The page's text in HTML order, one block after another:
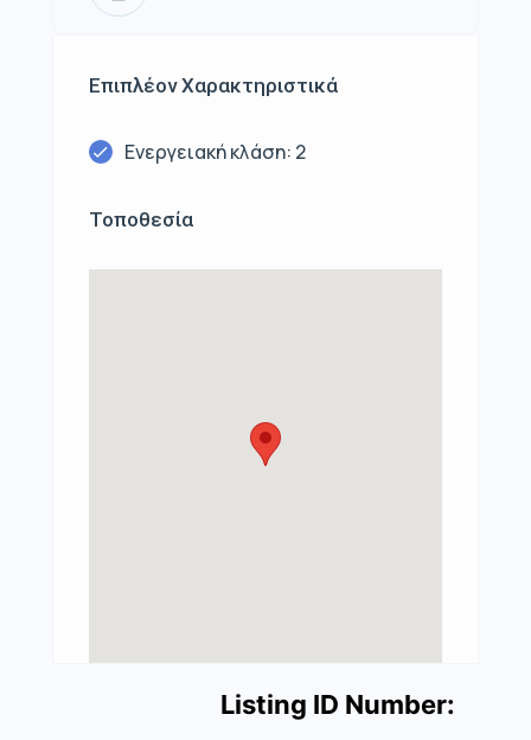
Επιπλέον Χαρακτηριστικά
Ενεργειακή κλάση: 2
Τοποθεσία
Listing ID Number: